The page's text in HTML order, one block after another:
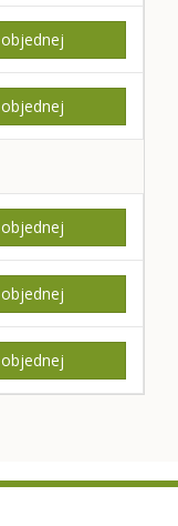
objednej
objednej
objednej
objednej
objednej